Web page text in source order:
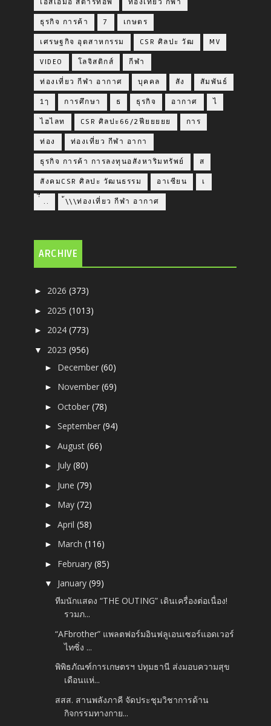
เอสเอ็มอี สตาร์ทอัพ ท่องเที่ยว กีฬา
ธุรกิจ การค้า 7 เกษตร
เศรษฐกิจ อุตสาหกรรม CSR ศิลปะ วัฒ MV
VIDEO โลจิสติกส์ กีฬา
ท่องเที่ยว กีฬา อากาศ บุคคล สัง สัมพันธ์
1ๅ การศึกษา ธ ธุรกิจ อากาศ ไ
ไฮไลท CSR ศิลปะ66/2ฟียยยยย การ
ท่อง ท่องเที่ยว กีฬา อากา
ธุรกิจ การค้า การลงทุนอสังหาริมทรัพย์ ส
สังคมCSR ศิลปะ วัฒนธรรม อาเซียน เ
่่ื​ .. ้\\\ท่องเที่ยว กีฬา อากาศ
ARCHIVE
► 2026(373)
► 2025(1013)
► 2024(773)
▼ 2023(956)
► December(60)
► November(69)
►October(78)
►September(94)
►August(66)
► July(80)
► June(79)
► May(72)
►April(58)
► March(116)
► February(85)
▼ January(99)
ทีมนักแสดง “THE OUTING” เดินเครื่องต่อเนื่อง!
รวมภ...
“AFbrother” แพลตฟอร์มอินฟลูเอนเซอร์แอดเวอร์
ไทซิ่ง ...
พิพิธภัณฑ์การเกษตรฯ ปทุมธานี ส่งมอบความสุข
เดือนแห่...
สสส. สานพลังภาคี จัดประชุมวิชาการด้าน
กิจกรรมทางกาย...